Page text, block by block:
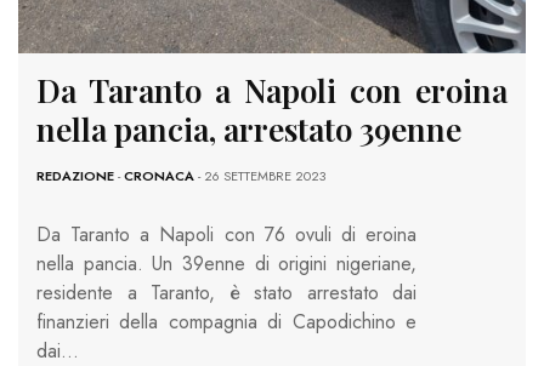
Da Taranto a Napoli con eroina
nella pancia, arrestato 39enne
REDAZIONE-CRONACA- 26 SETTEMBRE 2023
Da Taranto a Napoli con 76 ovuli di eroina
nella pancia. Un 39enne di origini nigeriane,
residente a Taranto, è stato arrestato dai
finanzieri della compagnia di Capodichino e
dai…